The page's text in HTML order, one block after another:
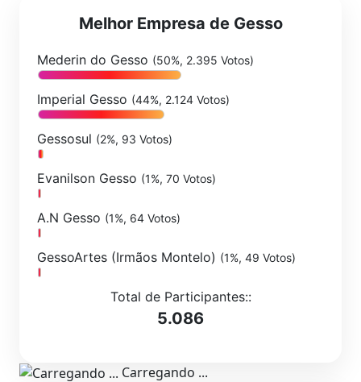
Melhor Empresa de Gesso
Mederin do Gesso (50%, 2.395 Votos)
Imperial Gesso (44%, 2.124 Votos)
Gessosul (2%, 93 Votos)
Evanilson Gesso (1%, 70 Votos)
A.N Gesso (1%, 64 Votos)
GessoArtes (Irmãos Montelo) (1%, 49 Votos)
Total de Participantes::
5.086
Carregando ...